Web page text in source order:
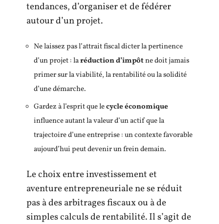
tendances, d’organiser et de fédérer
autour d’un projet.
Ne laissez pas l’attrait fiscal dicter la pertinence
d’un projet : laréduction d’impôtne doit jamais
primer sur la viabilité, la rentabilité ou la solidité
d’une démarche.
Gardez à l’esprit que lecycle économique
influence autant la valeur d’un actif que la
trajectoire d’une entreprise : un contexte favorable
aujourd’hui peut devenir un frein demain.
Le choix entre investissement et
aventure entrepreneuriale ne se réduit
pas à des arbitrages fiscaux ou à de
simples calculs de rentabilité. Il s’agit de